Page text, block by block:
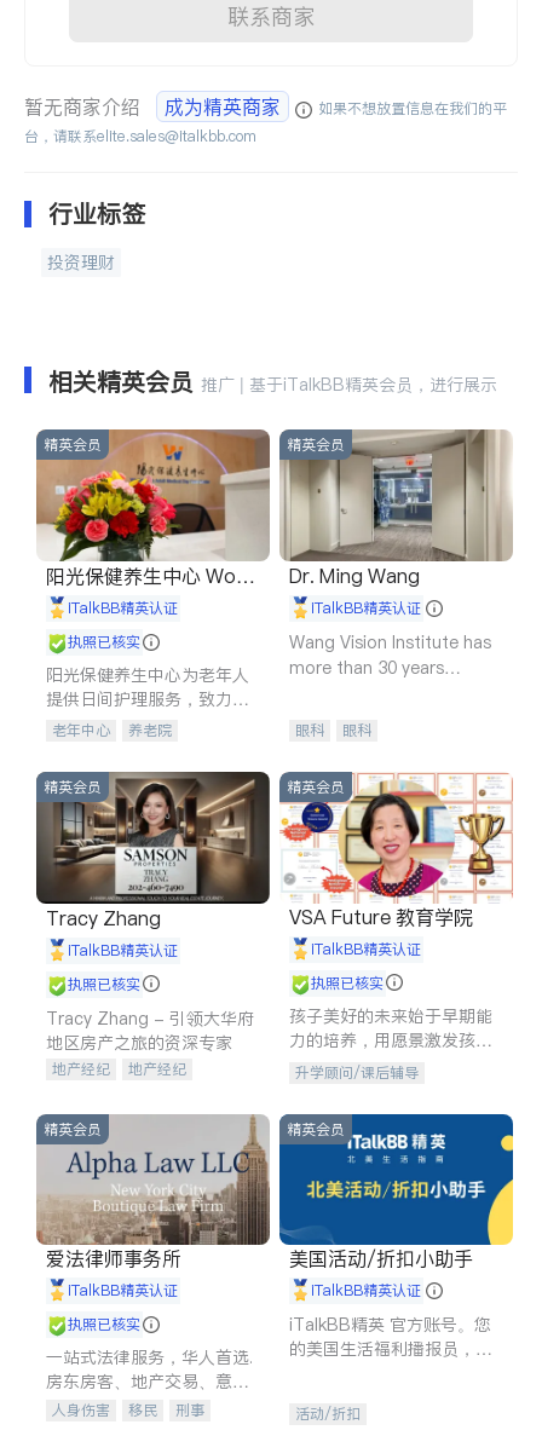
联系商家
暂无商家介绍 成为精英商家
如果不想放置信息在我们的平
台，请联系elite.sales@italkbb.com
行业标签
投资理财
相关精英会员 推广 | 基于iTalkBB精英会员，进行展示
精英会员
阳光保健养生中心 World
shine
iTalkBB精英认证
执照已核实
阳光保健养生中心为老年人
提供日间护理服务，致力于
通过持续的护理创新来有效
老年中心 养老院
精英会员
Dr. Ming Wang
iTalkBB精英认证
Wang Vision Institute has
more than 30 years
眼科 眼科
精英会员
Tracy Zhang
iTalkBB精英认证
执照已核实
Tracy Zhang - 引领大华府
地区房产之旅的资深专家
地产经纪
地产经纪
商铺租售
精英会员
VSA Future 教育学院
iTalkBB精英认证
执照已核实
孩子美好的未来始于早期能
力的培养，用愿景激发孩子
的学习潜力和动力。理念：
拥有成长型心态是成功的基
石。
升学顾问/课后辅导
精英会员
爱法律师事务所
iTalkBB精英认证
执照已核实
一站式法律服务，华人首选.
房东房客、地产交易、意外
伤害、车祸重伤、商业诉
人身伤害 移民
刑事
精英会员
美国活动/折扣小助手
iTalkBB精英认证
iTalkBB精英 官方账号。您
的美国生活福利播报员，精
专属福利。
活动/折扣